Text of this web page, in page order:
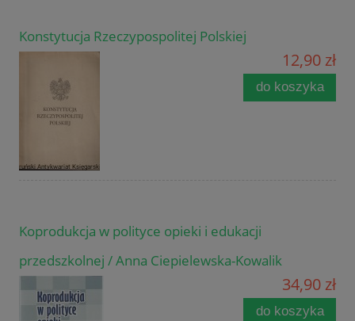
Konstytucja Rzeczypospolitej Polskiej
12,90 zł
do koszyka
Koprodukcja w polityce opieki i edukacji
przedszkolnej / Anna Ciepielewska-Kowalik
34,90 zł
do koszyka